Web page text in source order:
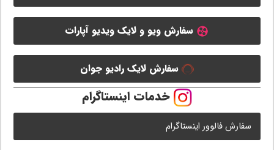
سفارش ویو و لایک ویدیو آپارات
سفارش لایک رادیو جوان
خدمات اینستاگرام
سفارش فالوور اینستاگرام